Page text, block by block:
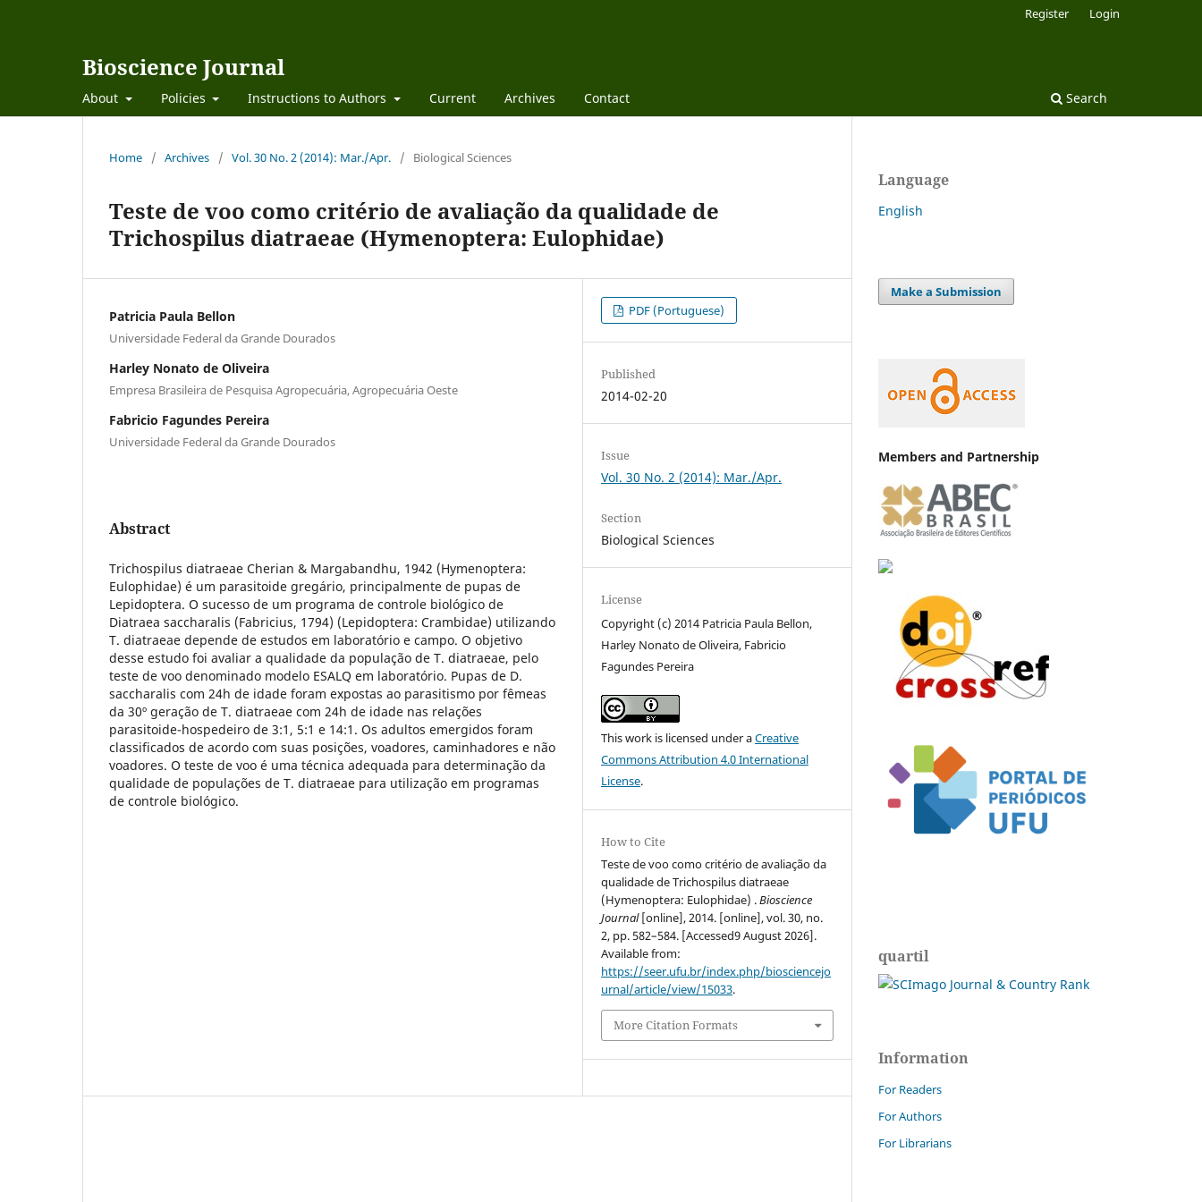
Bioscience Journal
About Policies Instructions to Authors Current Archives Contact Search
Register Login
Home / Archives / Vol. 30 No. 2 (2014): Mar./Apr. / Biological Sciences
Teste de voo como critério de avaliação da qualidade de
Trichospilus diatraeae (Hymenoptera: Eulophidae)
Patricia Paula Bellon
Universidade Federal da Grande Dourados
Harley Nonato de Oliveira
Empresa Brasileira de Pesquisa Agropecuária, Agropecuária Oeste
Fabricio Fagundes Pereira
Universidade Federal da Grande Dourados
Abstract
Trichospilus diatraeae Cherian & Margabandhu, 1942 (Hymenoptera:
Eulophidae) é um parasitoide gregário, principalmente de pupas de
Lepidoptera. O sucesso de um programa de controle biológico de
Diatraea saccharalis (Fabricius, 1794) (Lepidoptera: Crambidae) utilizando
T. diatraeae depende de estudos em laboratório e campo. O objetivo
desse estudo foi avaliar a qualidade da população de T. diatraeae, pelo
teste de voo denominado modelo ESALQ em laboratório. Pupas de D.
saccharalis com 24h de idade foram expostas ao parasitismo por fêmeas
da 30º geração de T. diatraeae com 24h de idade nas relações
parasitoide-hospedeiro de 3:1, 5:1 e 14:1. Os adultos emergidos foram
classificados de acordo com suas posições, voadores, caminhadores e não
voadores. O teste de voo é uma técnica adequada para determinação da
qualidade de populações de T. diatraeae para utilização em programas
de controle biológico.
PDF (Portuguese)
Published
2014-02-20
Issue
Vol. 30 No. 2 (2014): Mar./Apr.
Section
Biological Sciences
License
Copyright (c) 2014 Patricia Paula Bellon,
Harley Nonato de Oliveira, Fabricio
Fagundes Pereira
This work is licensed under aCreative
Commons Attribution 4.0 International
License.
How to Cite
Teste de voo como critério de avaliação da
qualidade de Trichospilus diatraeae
(Hymenoptera: Eulophidae) .Bioscience
Journal[online], 2014. [online], vol. 30, no.
2, pp. 582–584. [Accessed9 August 2026].
Available from:
https://seer.ufu.br/index.php/biosciencejo
urnal/article/view/15033.
More Citation Formats
Language
English
Make a Submission
Members and Partnership
quartil
Information
For Readers
For Authors
For Librarians